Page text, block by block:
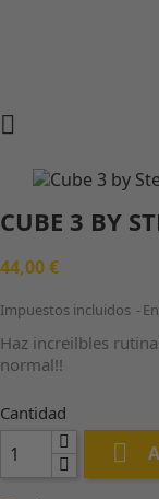

CUBE 3 BY
44,00 €
Impuestos incluidos
Haz increilbles
normal!!
Cantidad
